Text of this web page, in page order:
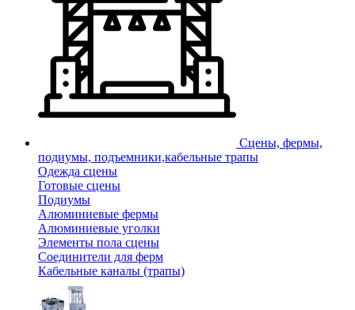
Сцены, фермы,
подиумы, подъемники,кабельные трапы
Одежда сцены
Готовые сцены
Подиумы
Алюминиевые фермы
Алюминиевые уголки
Элементы пола сцены
Соединители для ферм
Кабельные каналы (трапы)